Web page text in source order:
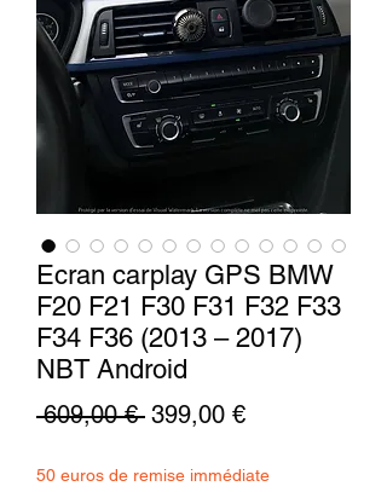
Ecran carplay GPS BMW
F20 F21 F30 F31 F32 F33
F34 F36 (2013 – 2017)
NBT Android
609,00 € Precio
399,00 €Precio
50 euros de remise immédiate